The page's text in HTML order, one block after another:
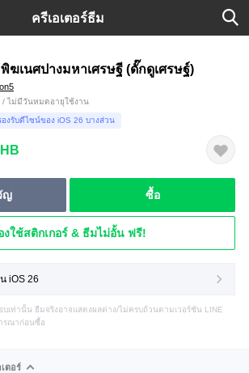
ครีเอเตอร์ธีม
ฆเนศปางมหาเศรษฐี (ดั๊กดูเศรษฐ์)
/ ไม่มีวันหมดอายุใช้งาน
องรับดีไซน์ของ iOS 26 บางส่วน
ญ ซื้อ
งใช้สติกเกอร์ & ธีมไม่อั้น ฟรี!
iOS 26
เท่านั้น ธีมจริงอาจแสดงผลต่าง/ไม่ครบถ้วนตามเวอร์ชัน LINE
รณาก่อนซื้อ
ตอร์